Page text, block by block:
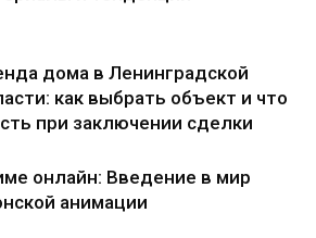
дома в Ленинградской
как выбрать объект и что
при заключении сделки
онлайн: Введение в мир
анимации